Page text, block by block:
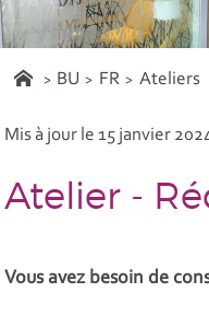
BU FR Ateliers
Mis à jour le 15 janvier
Atelier -
Vous avez besoin de